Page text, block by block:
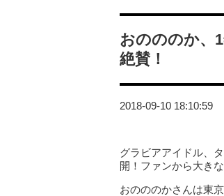
おのののか、
絶賛！
2018-09-10 18:10:59
グラビアアイドル、
開！ファンから大き
おのののかさんは東